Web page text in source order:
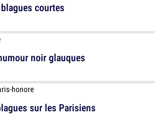
noir glauques
sur les Parisiens
courtes